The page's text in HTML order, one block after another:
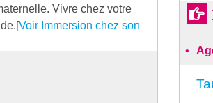
Vivre chez votre
Voir Immersion chez son